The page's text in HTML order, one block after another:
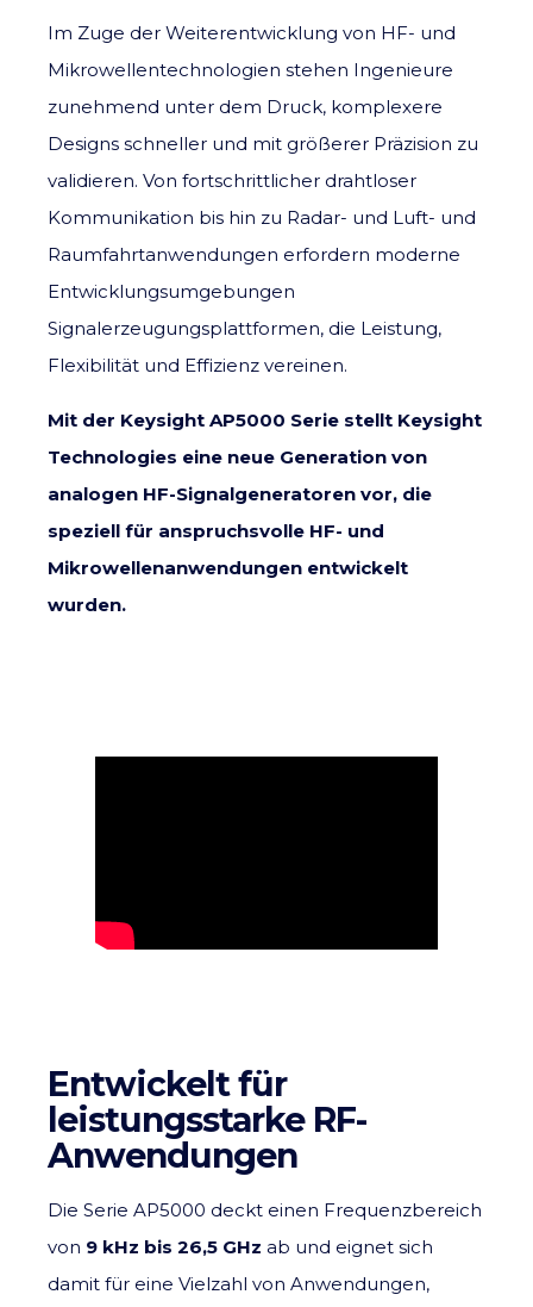
Im Zuge der Weiterentwicklung von HF- und
Mikrowellentechnologien stehen Ingenieure
zunehmend unter dem Druck, komplexere
Designs schneller und mit größerer Präzision zu
validieren. Von fortschrittlicher drahtloser
Kommunikation bis hin zu Radar- und Luft- und
Raumfahrtanwendungen erfordern moderne
Entwicklungsumgebungen
Signalerzeugungsplattformen, die Leistung,
Flexibilität und Effizienz vereinen.
Mit der Keysight AP5000 Serie stellt Keysight
Technologies eine neue Generation von
analogen HF-Signalgeneratoren vor, die
speziell für anspruchsvolle HF- und
Mikrowellenanwendungen entwickelt
wurden.
Entwickelt für
leistungsstarke RF-
Anwendungen
Die Serie AP5000 deckt einen Frequenzbereich
von 9 kHz bis 26,5 GHz ab und eignet sich
damit für eine Vielzahl von Anwendungen,